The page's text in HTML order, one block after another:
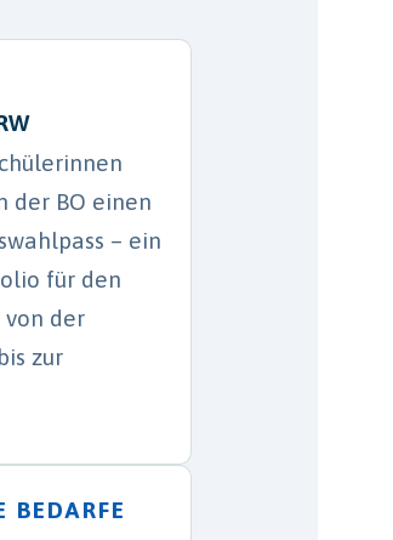
der BO einen
– ein
für den
von der
zur
BEDARFE